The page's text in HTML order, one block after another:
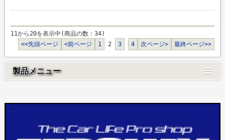
製品メニュー
11から20を表示中(商品の数：34)
<<先頭ページ
<前ページ 1 2 3 4 次ページ> 最終ページ>>